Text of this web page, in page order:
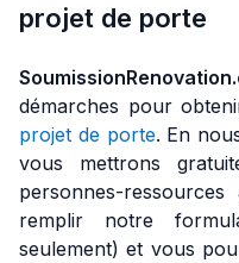
projet de porte
démarches pour
projet de porte. En
vous mettrons
personnes-ressources
remplir notre
seulement) et vous